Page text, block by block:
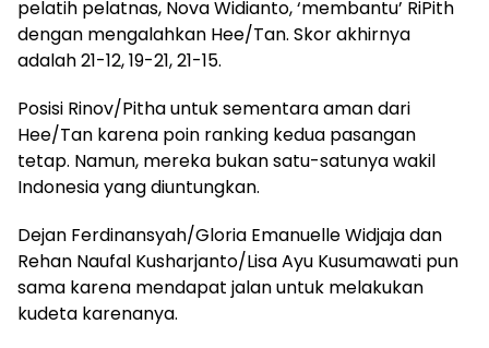
pelatih pelatnas, Nova Widianto, ‘membantu’ RiPith
dengan mengalahkan Hee/Tan. Skor akhirnya
adalah 21-12, 19-21, 21-15.
Posisi Rinov/Pitha untuk sementara aman dari
Hee/Tan karena poin ranking kedua pasangan
tetap. Namun, mereka bukan satu-satunya wakil
Indonesia yang diuntungkan.
Dejan Ferdinansyah/Gloria Emanuelle Widjaja dan
Rehan Naufal Kusharjanto/Lisa Ayu Kusumawati pun
sama karena mendapat jalan untuk melakukan
kudeta karenanya.